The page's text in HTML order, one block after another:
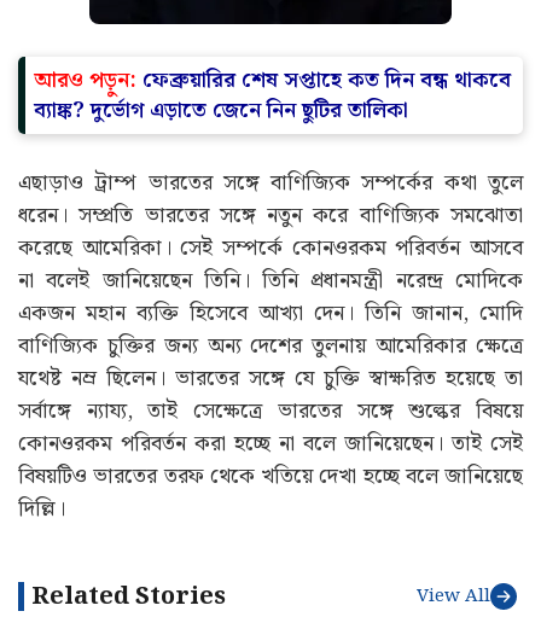
আরও পড়ুন: ফেব্রুয়ারির শেষ সপ্তাহে কত দিন বন্ধ থাকবে
ব্যাঙ্ক? দুর্ভোগ এড়াতে জেনে নিন ছুটির তালিকা
এছাড়াও ট্রাম্প ভারতের সঙ্গে বাণিজ্যিক সম্পর্কের কথা তুলে
ধরেন। সম্প্রতি ভারতের সঙ্গে নতুন করে বাণিজ্যিক সমঝোতা
করেছে আমেরিকা। সেই সম্পর্কে কোনওরকম পরিবর্তন আসবে
না বলেই জানিয়েছেন তিনি। তিনি প্রধানমন্ত্রী নরেন্দ্র মোদিকে
একজন মহান ব্যক্তি হিসেবে আখ্যা দেন। তিনি জানান, মোদি
বাণিজ্যিক চুক্তির জন্য অন্য দেশের তুলনায় আমেরিকার ক্ষেত্রে
যথেষ্ট নম্র ছিলেন। ভারতের সঙ্গে যে চুক্তি স্বাক্ষরিত হয়েছে তা
সর্বাঙ্গে ন্যায্য, তাই সেক্ষেত্রে ভারতের সঙ্গে শুল্কের বিষয়ে
কোনওরকম পরিবর্তন করা হচ্ছে না বলে জানিয়েছেন। তাই সেই
বিষয়টিও ভারতের তরফ থেকে খতিয়ে দেখা হচ্ছে বলে জানিয়েছে
দিল্লি।
Related Stories View All